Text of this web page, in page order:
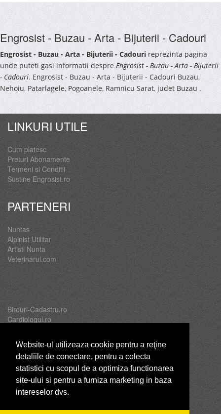
Website-ul utilizeaza cookie pentru a reţine
detaliile de conectare, pentru a colecta
statistici cu scopul de a optimiza functionarea
site-ului si pentru a furniza marketing in baza
intereselor dvs.
Engrosist - Buzau - Arta - Bijuterii - Cadouri
Engrosist - Buzau - Arta - Bijuterii - Cadourireprezinta pagina
unde puteti gasi informatii despre Engrosist - Buzau - Arta - Bijuterii
- Cadouri. Engrosist - Buzau - Arta - Bijuterii - Cadouri Buzau,
Nehoiu, Patarlagele, Pogoanele, Ramnicu Sarat, judet Buzau .
LINKURI UTILE
Cum platesc
Preturi Abonamente
Termeni si Conditii
Sustine Engrosist.ro
PARTENERI
Nuntas
Alpinist Utilitar
Artisti Nunta
Veterinarul.com
Birouri-Cadastru.ro
Cardiologul.ro
Brutari
Club de Sport